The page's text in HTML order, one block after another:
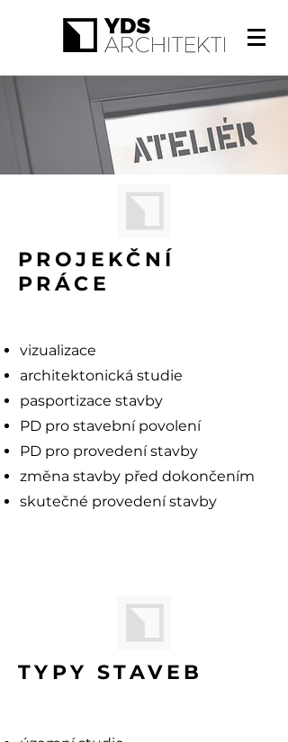
PROJEKČNÍ
PRÁCE
vizualizace
architektonická studie
pasportizace stavby
PD pro stavební povolení
PD pro provedení stavby
změna stavby před dokončením
skutečné provedení stavby
TYPY STAVEB